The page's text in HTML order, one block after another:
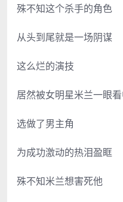
殊不知这个杀手的角色
从头到尾就是一场阴谋
这么烂的演技
居然被女明星米兰一眼
选做了男主角
为成功激动的热泪盈眶
殊不知米兰想害死他